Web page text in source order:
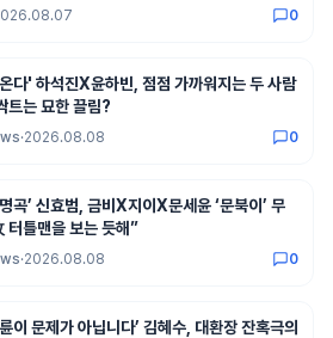
0
다' 하석진X윤하빈, 점점 가까워지는 두 사람
트는 묘한 끌림?
·2026.08.08 0
곡’ 신효범, 금비X지이X문세윤 ‘문북이’ 무
터틀맨을 보는 듯해”
·2026.08.08 0
이 문제가 아닙니다’ 김혜수, 대환장 잔혹극의